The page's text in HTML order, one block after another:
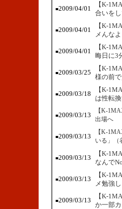
■2009/04/01
【K-
合いを
■2009/04/01
【K-
メんな
■2009/04/01
【K-
晦日に3
■2009/03/25
【K-
様の前
■2009/03/18
【K-
は性転
■2009/03/13
【K-
出場へ
■2009/03/13
【K-
いる」（
■2009/03/13
【K-
なんで
■2009/03/13
【K-
メ勉強
■2009/03/13
【K-
か一部